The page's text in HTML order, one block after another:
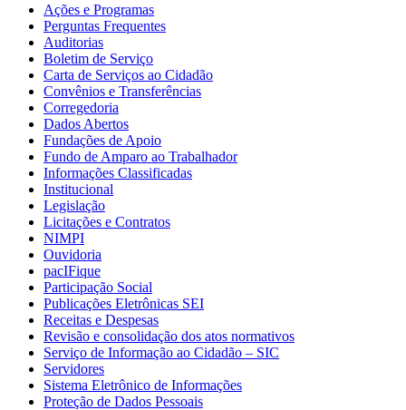
Ações e Programas
Perguntas Frequentes
Auditorias
Boletim de Serviço
Carta de Serviços ao Cidadão
Convênios e Transferências
Corregedoria
Dados Abertos
Fundações de Apoio
Fundo de Amparo ao Trabalhador
Informações Classificadas
Institucional
Legislação
Licitações e Contratos
NIMPI
Ouvidoria
pacIFique
Participação Social
Publicações Eletrônicas SEI
Receitas e Despesas
Revisão e consolidação dos atos normativos
Serviço de Informação ao Cidadão – SIC
Servidores
Sistema Eletrônico de Informações
Proteção de Dados Pessoais